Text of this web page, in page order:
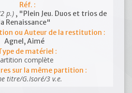
Réf. :
p.) , "Plein Jeu. Duos et trios de
Renaissance"
ou Auteur de la restitution :
Agnel, Aimé
de matériel :
complète
sur la même partition :
titre/G.Isoré/3 v.e.